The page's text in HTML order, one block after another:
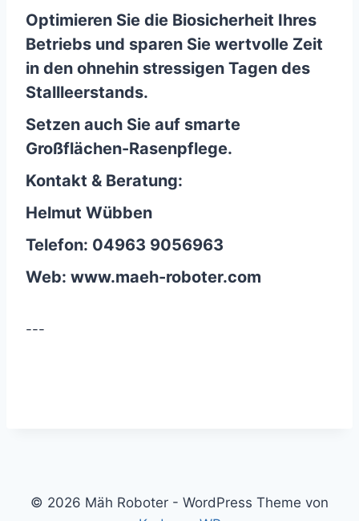
Optimieren Sie die Biosicherheit Ihres
Betriebs und sparen Sie wertvolle Zeit
in den ohnehin stressigen Tagen des
Stallleerstands.
Setzen auch Sie auf smarte
Großflächen-Rasenpflege.
Kontakt & Beratung:
Helmut Wübben
Telefon: 04963 9056963
Web: www.maeh-roboter.com
---
© 2026 Mäh Roboter - WordPress Theme von